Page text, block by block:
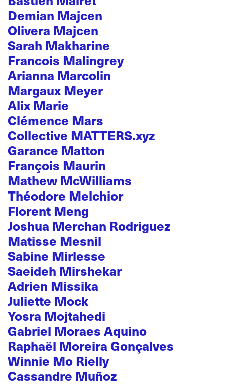
Demian Majcen
Olivera Majcen
Sarah Makharine
Francois Malingrey
Arianna Marcolin
Margaux Meyer
Alix Marie
Clémence Mars
Collective MATTERS.xyz
Garance Matton
François Maurin
Mathew McWilliams
Théodore Melchior
Florent Meng
Joshua Merchan Rodriguez
Matisse Mesnil
Sabine Mirlesse
Saeideh Mirshekar
Adrien Missika
Juliette Mock
Yosra Mojtahedi
Gabriel Moraes Aquino
Raphaël Moreira Gonçalves
Winnie Mo Rielly
Cassandre Muñoz